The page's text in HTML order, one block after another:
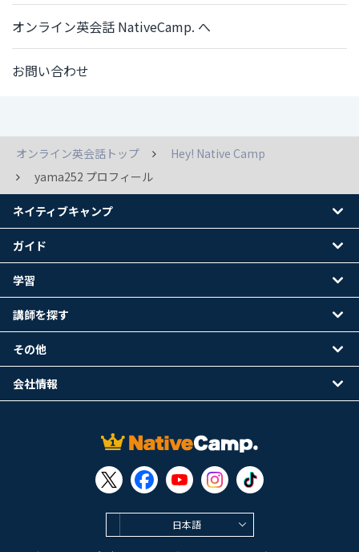
オンライン英会話 NativeCamp. へ
お問い合わせ
オンライン英会話トップ
Hey! Native Camp
yama252 プロフィール
日本語
ネイティブキャンプ
ガイド
学習
講師を探す
その他
会社情報